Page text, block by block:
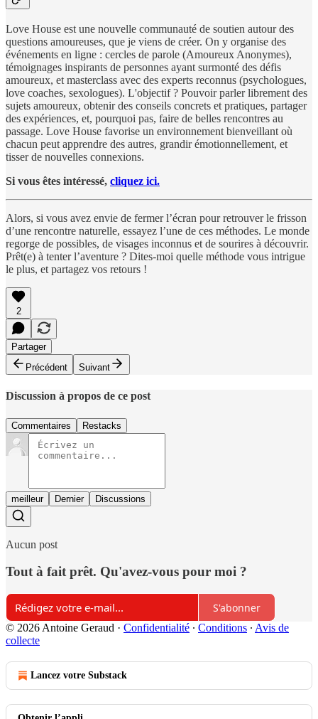
Love House est une nouvelle communauté de soutien autour des
questions amoureuses, que je viens de créer. On y organise des
événements en ligne : cercles de parole (Amoureux Anonymes),
témoignages inspirants de personnes ayant surmonté des défis
amoureux, et masterclass avec des experts reconnus (psychologues,
love coaches, sexologues). L'objectif ? Pouvoir parler librement des
sujets amoureux, obtenir des conseils concrets et pratiques, partager
des expériences, et, pourquoi pas, faire de belles rencontres au
passage. Love House favorise un environnement bienveillant où
chacun peut apprendre des autres, grandir émotionnellement, et
tisser de nouvelles connexions.
Si vous êtes intéressé, cliquez ici.
Alors, si vous avez envie de fermer l’écran pour retrouver le frisson
d’une rencontre naturelle, essayez l’une de ces méthodes. Le monde
regorge de possibles, de visages inconnus et de sourires à découvrir.
Prêt(e) à tenter l’aventure ? Dites-moi quelle méthode vous intrigue
le plus, et partagez vos retours !
2
Partager
Précédent
Suivant
Discussion à propos de ce post
Commentaires Restacks
meilleur Dernier Discussions
Aucun post
Tout à fait prêt. Qu'avez-vous pour moi ?
S'abonner
© 2026 Antoine Geraud · Confidentialité ∙ Conditions ∙ Avis de
collecte
Lancez votre Substack